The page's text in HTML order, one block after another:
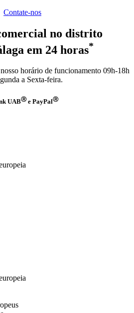
Contate-nos
no distrito
em 24 horas*
horário de funcionamento 09h-18h
a Sexta-feira.
UABⓇ e PayPalⓇ